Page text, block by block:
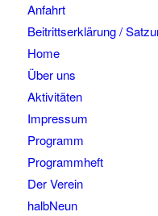
Anfahrt
Beitrittserklärung /
Home
Über uns
Aktivitäten
Impressum
Programm
Programmheft
Der Verein
halbNeun